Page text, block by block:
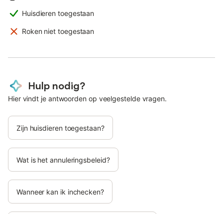
Huisdieren toegestaan
Roken niet toegestaan
Hulp nodig?
Hier vindt je antwoorden op veelgestelde vragen.
Zijn huisdieren toegestaan?
Wat is het annuleringsbeleid?
Wanneer kan ik inchecken?